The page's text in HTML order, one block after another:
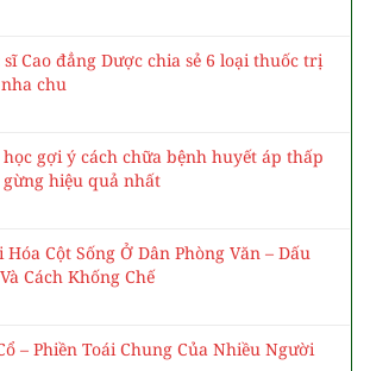
sĩ Cao đẳng Dược chia sẻ 6 loại thuốc trị
chu
học gợi ý cách chữa bệnh huyết áp thấp
hiệu quả nhất
Hóa Cột Sống Ở Dân Phòng Văn – Dấu
Cách Khống Chế
– Phiền Toái Chung Của Nhiều Người